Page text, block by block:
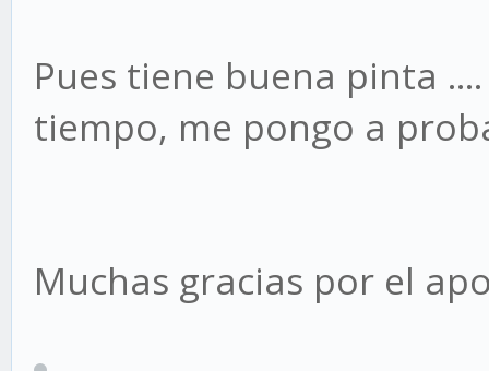
Pues tiene buena pinta
tiempo, me pongo a
Muchas gracias por el